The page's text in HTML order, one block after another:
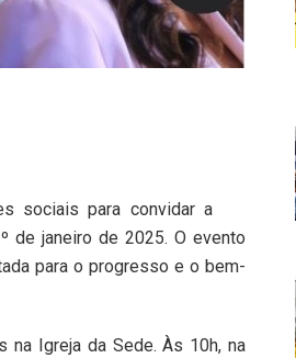
sociais para convidar a
de janeiro de 2025. O evento
para o progresso e o bem-
na Igreja da Sede. Às 10h, na